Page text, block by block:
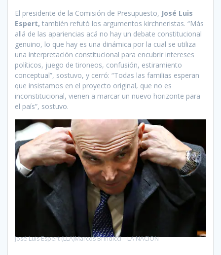
El presidente de la Comisión de Presupuesto, José Luis
Espert, también refutó los argumentos kirchneristas. “Más
allá de las apariencias acá no hay un debate constitucional
genuino, lo que hay es una dinámica por la cual se utiliza
una interpretación constitucional para encubrir intereses
políticos, juego de tironeos, confusión, estiramiento
conceptual”, sostuvo, y cerró: “Todas las familias esperan
que insistamos en el proyecto original, que no es
inconstitucional, vienen a marcar un nuevo horizonte para
el país”, sostuvo.
José Luis Espert (LLA)Marcos Brindicci – LA NACION